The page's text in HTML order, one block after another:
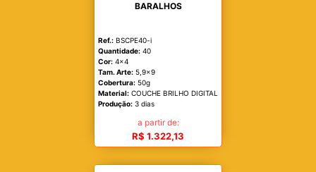
BARALHOS
Ref.: BSCPE40-i
Quantidade: 40
Cor: 4x4
Tam. Arte: 5,9x9
Cobertura: 50g
Material: COUCHE BRILHO DIGITAL
Produção: 3 dias
a partir de:
R$ 1.322,13